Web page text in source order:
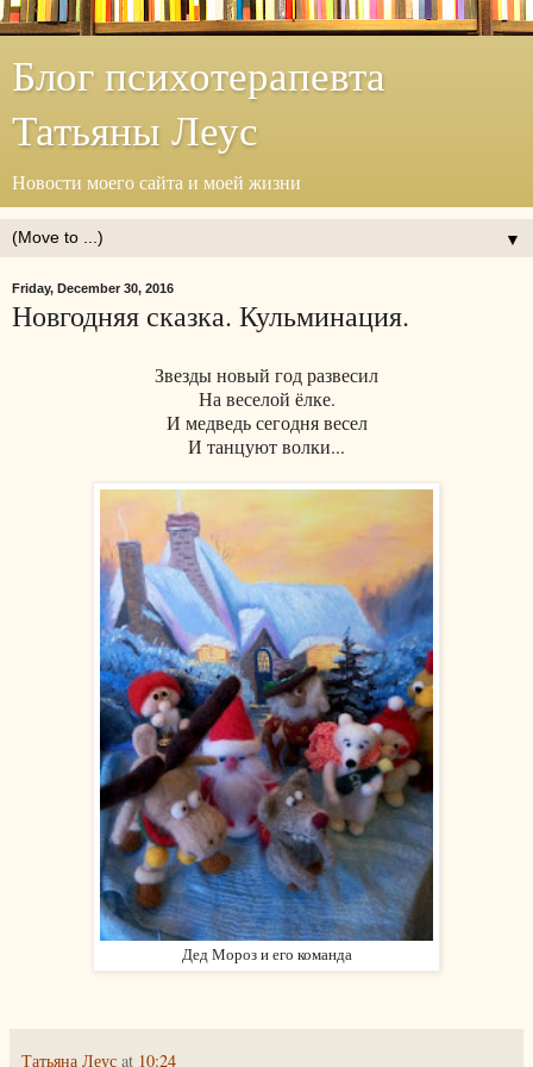
Блог психотерапевта
Татьяны Леус
Новости моего сайта и моей жизни
▼
Friday, December 30, 2016
Новгодняя сказка. Кульминация.
Звезды новый год развесил
На веселой ёлке.
И медведь сегодня весел
И танцуют волки...
Дед Мороз и его команда
Татьяна Леус at 10:24